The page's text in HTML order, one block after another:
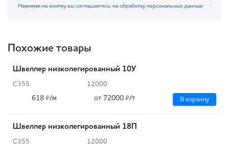
Нажимая на кнопку вы соглашаетесь на обработку персональных данных
Похожие товары
Швеллер низколегированный 10У
С355 12000
618 ₽/м от 72000 ₽/т В корзину
Швеллер низколегированный 18П
С355 12000